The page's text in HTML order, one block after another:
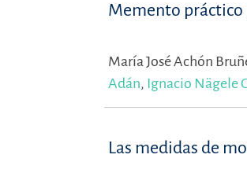
Memento
María José Achón
Adán, Ignacio Nägele
Las medidas de